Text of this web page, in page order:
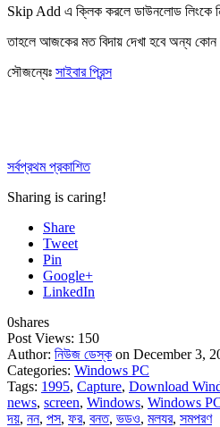
Skip Add এ ক্লিক করলে ডাউনলোড লিংকে
তাহলে আজকের মত বিদায় দেখা হবে অন্য কোন
সৌজন্যেঃ সাইবার প্রিন্স
সর্বপ্রথম প্রকাশিত
Sharing is caring!
Share
Tweet
Pin
Google+
LinkedIn
0shares
Post Views: 150
Author: নিউজ ডেস্ক on December 3,
Categories: Windows PC
Tags: 1995, Capture, Download
news, screen, Windows, Windows
দয়, নন, পস, ফর, বনত, ভডও, মলযর, সমপরণ